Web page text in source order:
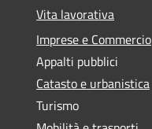
Vita lavorativa
Imprese e Commercio
Appalti pubblici
Catasto e urbanistica
Turismo